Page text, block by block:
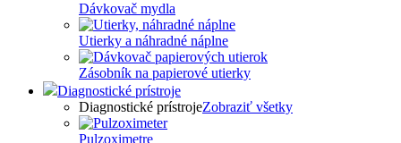
Dávkovač mydla
Utierky a náhradné náplne
Zásobník na papierové utierky
Diagnostické prístroje
Diagnostické prístrojeZobraziť všetky
Pulzoximetre